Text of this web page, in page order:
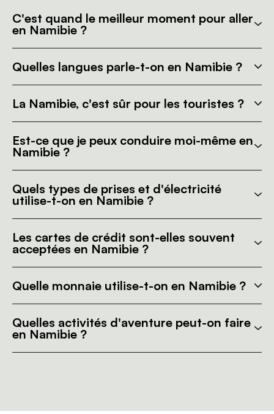
C'est quand le meilleur moment pour aller
en Namibie ?
Quelles langues parle-t-on en Namibie ?
La Namibie, c'est sûr pour les touristes ?
Est-ce que je peux conduire moi-même en
Namibie ?
Quels types de prises et d'électricité
utilise-t-on en Namibie ?
Les cartes de crédit sont-elles souvent
acceptées en Namibie ?
Quelle monnaie utilise-t-on en Namibie ?
Quelles activités d'aventure peut-on faire
en Namibie ?